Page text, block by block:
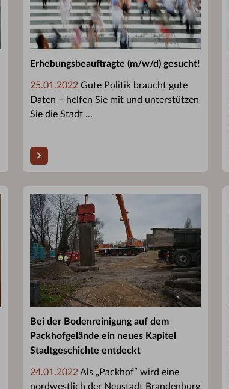
Erhebungsbeauftragte (m/w/d) gesucht!
25.01.2022 Gute Politik braucht gute
Daten – helfen Sie mit und unterstützen
Sie die Stadt ...
Bei der Bodenreinigung auf dem
Packhofgelände ein neues Kapitel
Stadtgeschichte entdeckt
24.01.2022 Als „Packhof“ wird eine
nordwestlich der Neustadt Brandenburg